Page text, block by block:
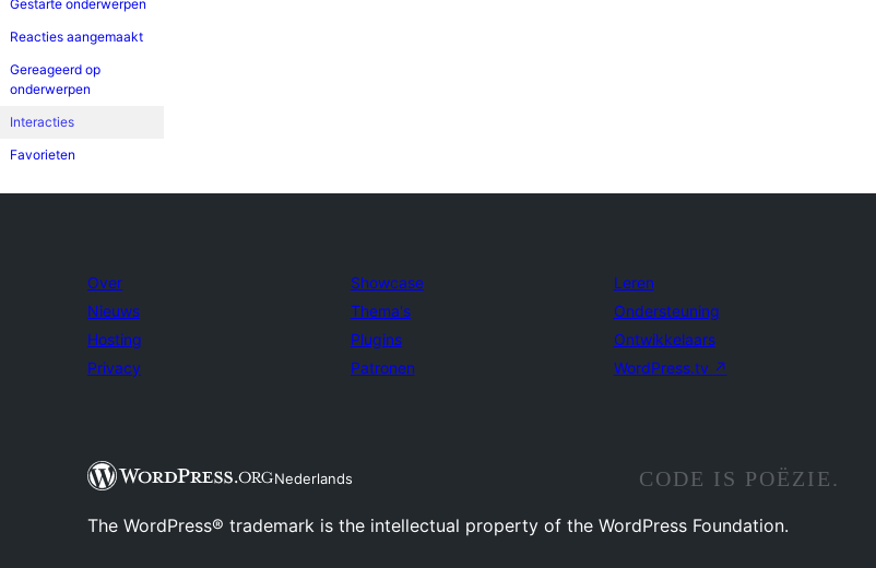
Gestarte onderwerpen
Reacties aangemaakt
Gereageerd op
onderwerpen
Interacties
Favorieten
Over
Nieuws
Hosting
Privacy
Showcase
Thema's
Plugins
Patronen
Leren
Ondersteuning
Ontwikkelaars
WordPress.tv ↗
Nederlands CODE IS POËZIE.
The WordPress® trademark is the intellectual property of the WordPress Foundation.